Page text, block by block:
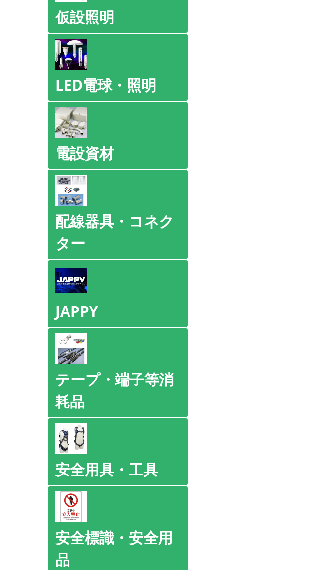
仮設照明
LED電球・照明
電設資材
配線器具・コネク
ター
JAPPY
テープ・端子等消
耗品
安全用具・工具
安全標識・安全用
品